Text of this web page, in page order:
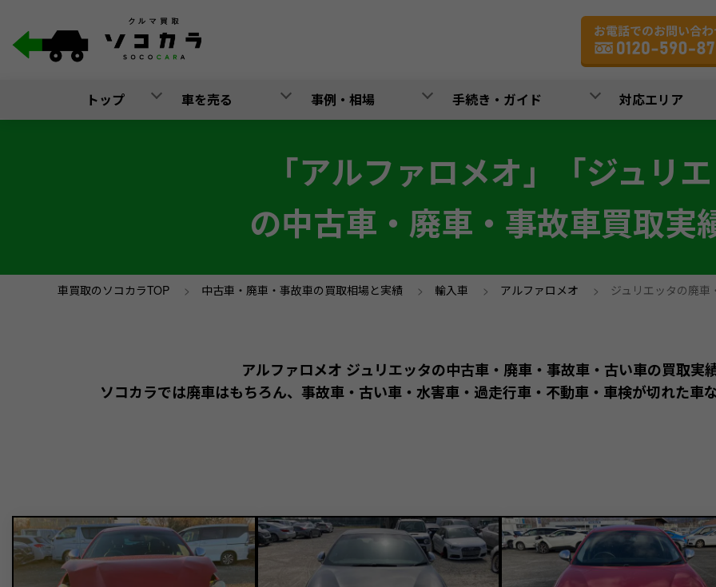
トップ 車を売る 事例・相場 手続き・ガイド 対応エリア
「アルファロメオ」「ジュリ
の中古車・廃車・事故車買取実
車買取のソコカラTOP > 中古車・廃車・事故車の買取相場と実績 > 輸入車 > アルファロメオ > ジュリエッタの廃
アルファロメオ ジュリエッタの中古車・廃車・事故車・古い車の買取実
ソコカラでは廃車はもちろん、事故車・古い車・水害車・過走行車・不動車・車検が切れた車